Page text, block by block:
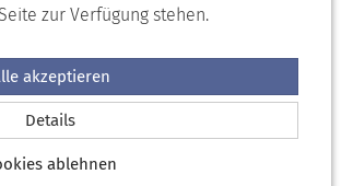
zur Verfügung stehen.
akzeptieren
Details
ablehnen
Nach oben
kommerziell - Keine